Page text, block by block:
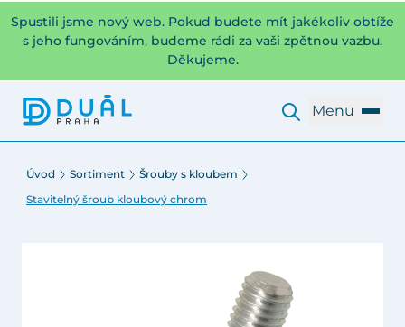
Spustili jsme nový web. Pokud budete mít jakékoliv obtíže
s jeho fungováním, budeme rádi za vaši zpětnou vazbu.
Děkujeme.
Menu
Úvod Sortiment
Šrouby s kloubem
Stavitelný šroub kloubový chrom